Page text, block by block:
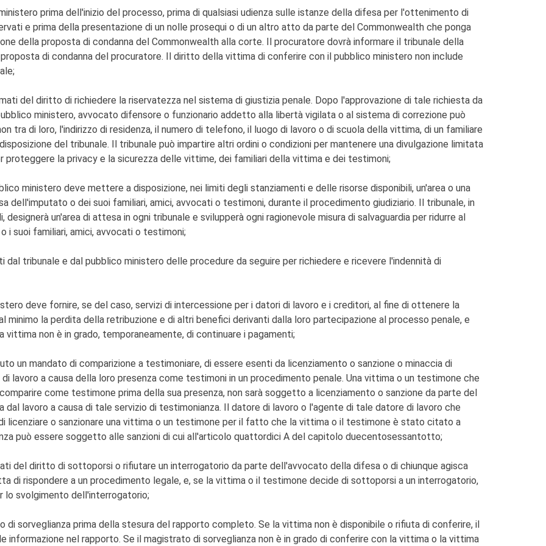
prima dell'inizio del processo, prima di qualsiasi udienza sulle istanze della difesa per l'ottenimento di
e prima della presentazione di un nolle prosequi o di un altro atto da parte del Commonwealth che ponga
della proposta di condanna del Commonwealth alla corte. Il procuratore dovrà informare il tribunale della
di condanna del procuratore. Il diritto della vittima di conferire con il pubblico ministero non include
del diritto di richiedere la riservatezza nel sistema di giustizia penale. Dopo l'approvazione di tale richiesta da
ministero, avvocato difensore o funzionario addetto alla libertà vigilata o al sistema di correzione può
tra di loro, l'indirizzo di residenza, il numero di telefono, il luogo di lavoro o di scuola della vittima, di un familiare
del tribunale. Il tribunale può impartire altri ordini o condizioni per mantenere una divulgazione limitata
proteggere la privacy e la sicurezza delle vittime, dei familiari della vittima e dei testimoni;
ministero deve mettere a disposizione, nei limiti degli stanziamenti e delle risorse disponibili, un'area o una
dell'imputato o dei suoi familiari, amici, avvocati o testimoni, durante il procedimento giudiziario. Il tribunale, in
un'area di attesa in ogni tribunale e svilupperà ogni ragionevole misura di salvaguardia per ridurre al
suoi familiari, amici, avvocati o testimoni;
tribunale e dal pubblico ministero delle procedure da seguire per richiedere e ricevere l'indennità di
deve fornire, se del caso, servizi di intercessione per i datori di lavoro e i creditori, al fine di ottenere la
minimo la perdita della retribuzione e di altri benefici derivanti dalla loro partecipazione al processo penale, e
non è in grado, temporaneamente, di continuare i pagamenti;
un mandato di comparizione a testimoniare, di essere esenti da licenziamento o sanzione o minaccia di
lavoro a causa della loro presenza come testimoni in un procedimento penale. Una vittima o un testimone che
come testimone prima della sua presenza, non sarà soggetto a licenziamento o sanzione da parte del
dal lavoro a causa di tale servizio di testimonianza. Il datore di lavoro o l'agente di tale datore di lavoro che
licenziare o sanzionare una vittima o un testimone per il fatto che la vittima o il testimone è stato citato a
può essere soggetto alle sanzioni di cui all'articolo quattordici A del capitolo duecentosessantotto;
del diritto di sottoporsi o rifiutare un interrogatorio da parte dell'avvocato della difesa o di chiunque agisca
di rispondere a un procedimento legale, e, se la vittima o il testimone decide di sottoporsi a un interrogatorio,
lo svolgimento dell'interrogatorio;
sorveglianza prima della stesura del rapporto completo. Se la vittima non è disponibile o rifiuta di conferire, il
informazione nel rapporto. Se il magistrato di sorveglianza non è in grado di conferire con la vittima o la vittima